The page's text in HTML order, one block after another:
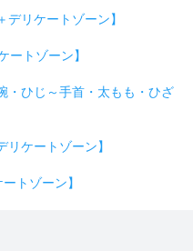
リケートゾーン】
ートゾーン】
・ひじ～手首・太もも・ひざ
ケートゾーン】
トゾーン】